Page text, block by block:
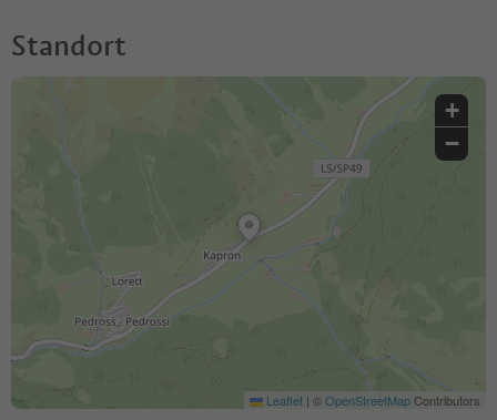
Standort
+
−
Leaflet | ©OpenStreetMapContributors